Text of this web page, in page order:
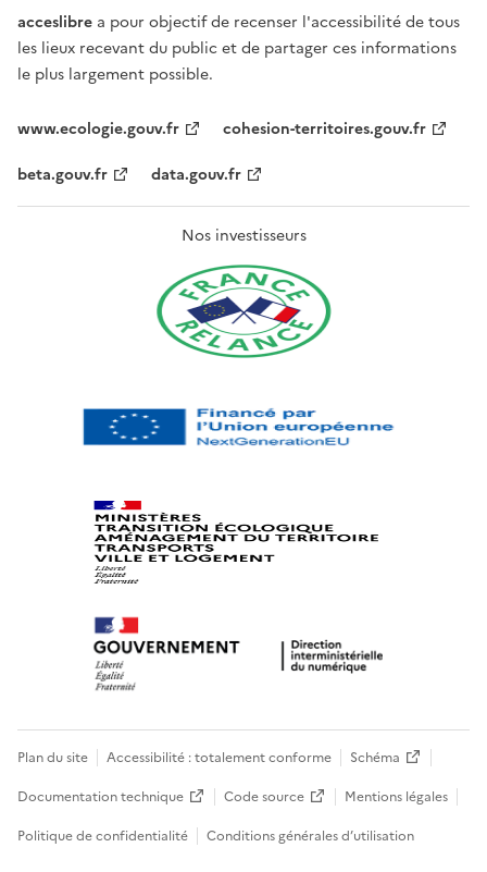
acceslibre a pour objectif de recenser l'accessibilité de tous
les lieux recevant du public et de partager ces informations
le plus largement possible.
www.ecologie.gouv.fr
cohesion-territoires.gouv.fr
beta.gouv.fr
data.gouv.fr
Nos investisseurs
Plan du site Accessibilité : totalement conforme
Schéma
Documentation technique
Code source
Mentions légales
Politique de confidentialité
Conditions générales d’utilisation